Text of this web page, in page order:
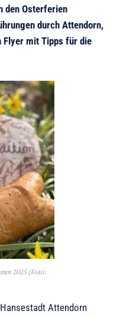
den Osterferien
durch Attendorn,
Flyer mit Tipps für die
2025 (Foto:
Attendorn